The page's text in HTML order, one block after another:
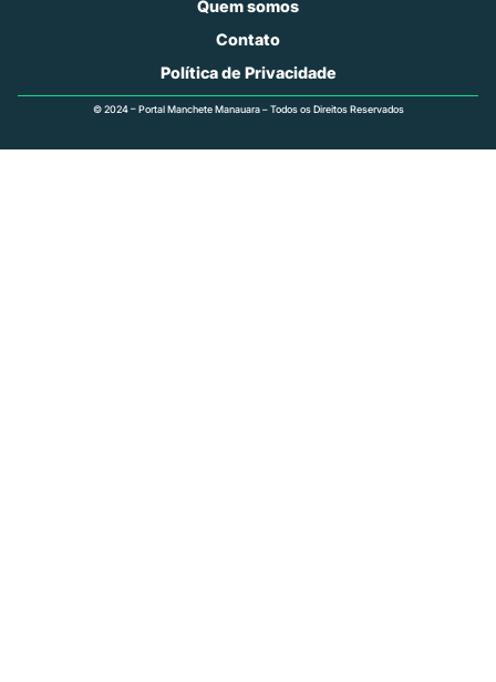
Quem somos
Contato
Política de Privacidade
© 2024 – Portal Manchete Manauara – Todos os Direitos Reservados